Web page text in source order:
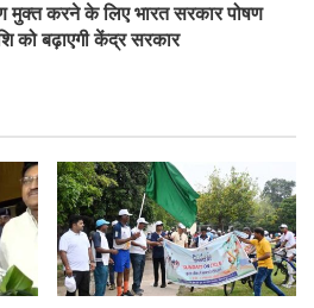
मुक्त करने के लिए भारत सरकार पोषण
को बढ़ाएगी केंद्र सरकार